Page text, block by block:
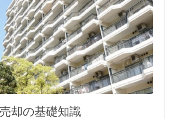
売却の基礎知識